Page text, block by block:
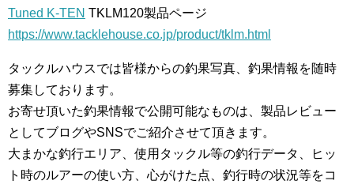
Tuned K-TEN TKLM120製品ページ
https://www.tacklehouse.co.jp/product/tklm.html
タックルハウスでは皆様からの釣果写真、釣果情報を随時
募集しております。
お寄せ頂いた釣果情報で公開可能なものは、製品レビュー
としてブログやSNSでご紹介させて頂きます。
大まかな釣行エリア、使用タックル等の釣行データ、ヒッ
ト時のルアーの使い方、心がけた点、釣行時の状況等をコ